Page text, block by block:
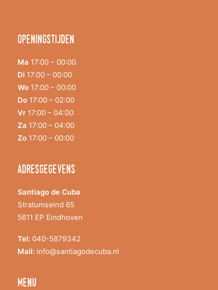
Openingstijden
Ma 17:00 – 00:00
Di 17:00 – 00:00
Wo 17:00 – 00:00
Do 17:00 – 02:00
Vr 17:00 – 04:00
Za 17:00 – 04:00
Zo 17:00 – 00:00
adresgegevens
Santiago de Cuba
Stratumseind 65
5611 EP Eindhoven
Tel: 040-5879342
Mail: info@santiagodecuba.nl
menu